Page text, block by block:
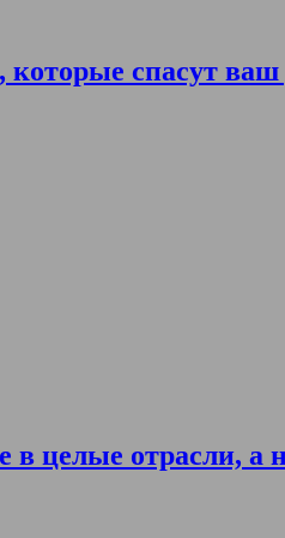
спасут ваш
в целые отрасли, а